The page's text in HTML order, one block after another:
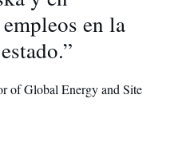
en la
of Global Energy and Site